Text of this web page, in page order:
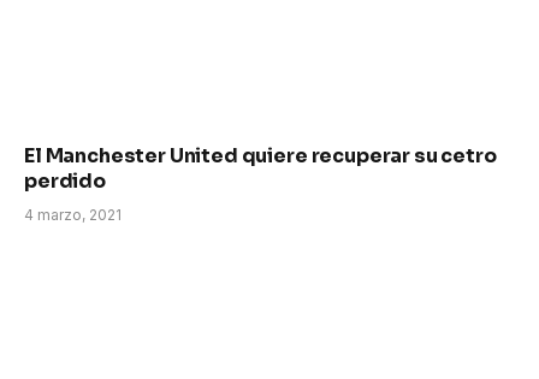
El Manchester United quiere recuperar su cetro
perdido
4 marzo, 2021